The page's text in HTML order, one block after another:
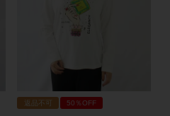
返品不可 50％OFF